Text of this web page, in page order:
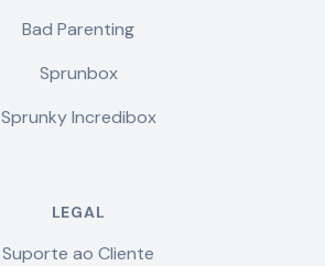
Bad Parenting
Sprunbox
Sprunky Incredibox
LEGAL
Suporte ao Cliente